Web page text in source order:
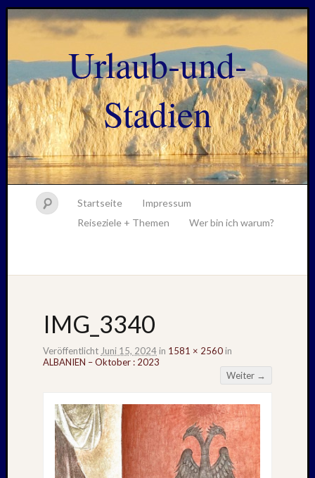
Urlaub-und-
Stadien
Startseite
Impressum
Reiseziele + Themen
Wer bin ich warum?
IMG_3340
Veröffentlicht Juni 15, 2024 in 1581 × 2560 in
ALBANIEN – Oktober : 2023
Weiter →